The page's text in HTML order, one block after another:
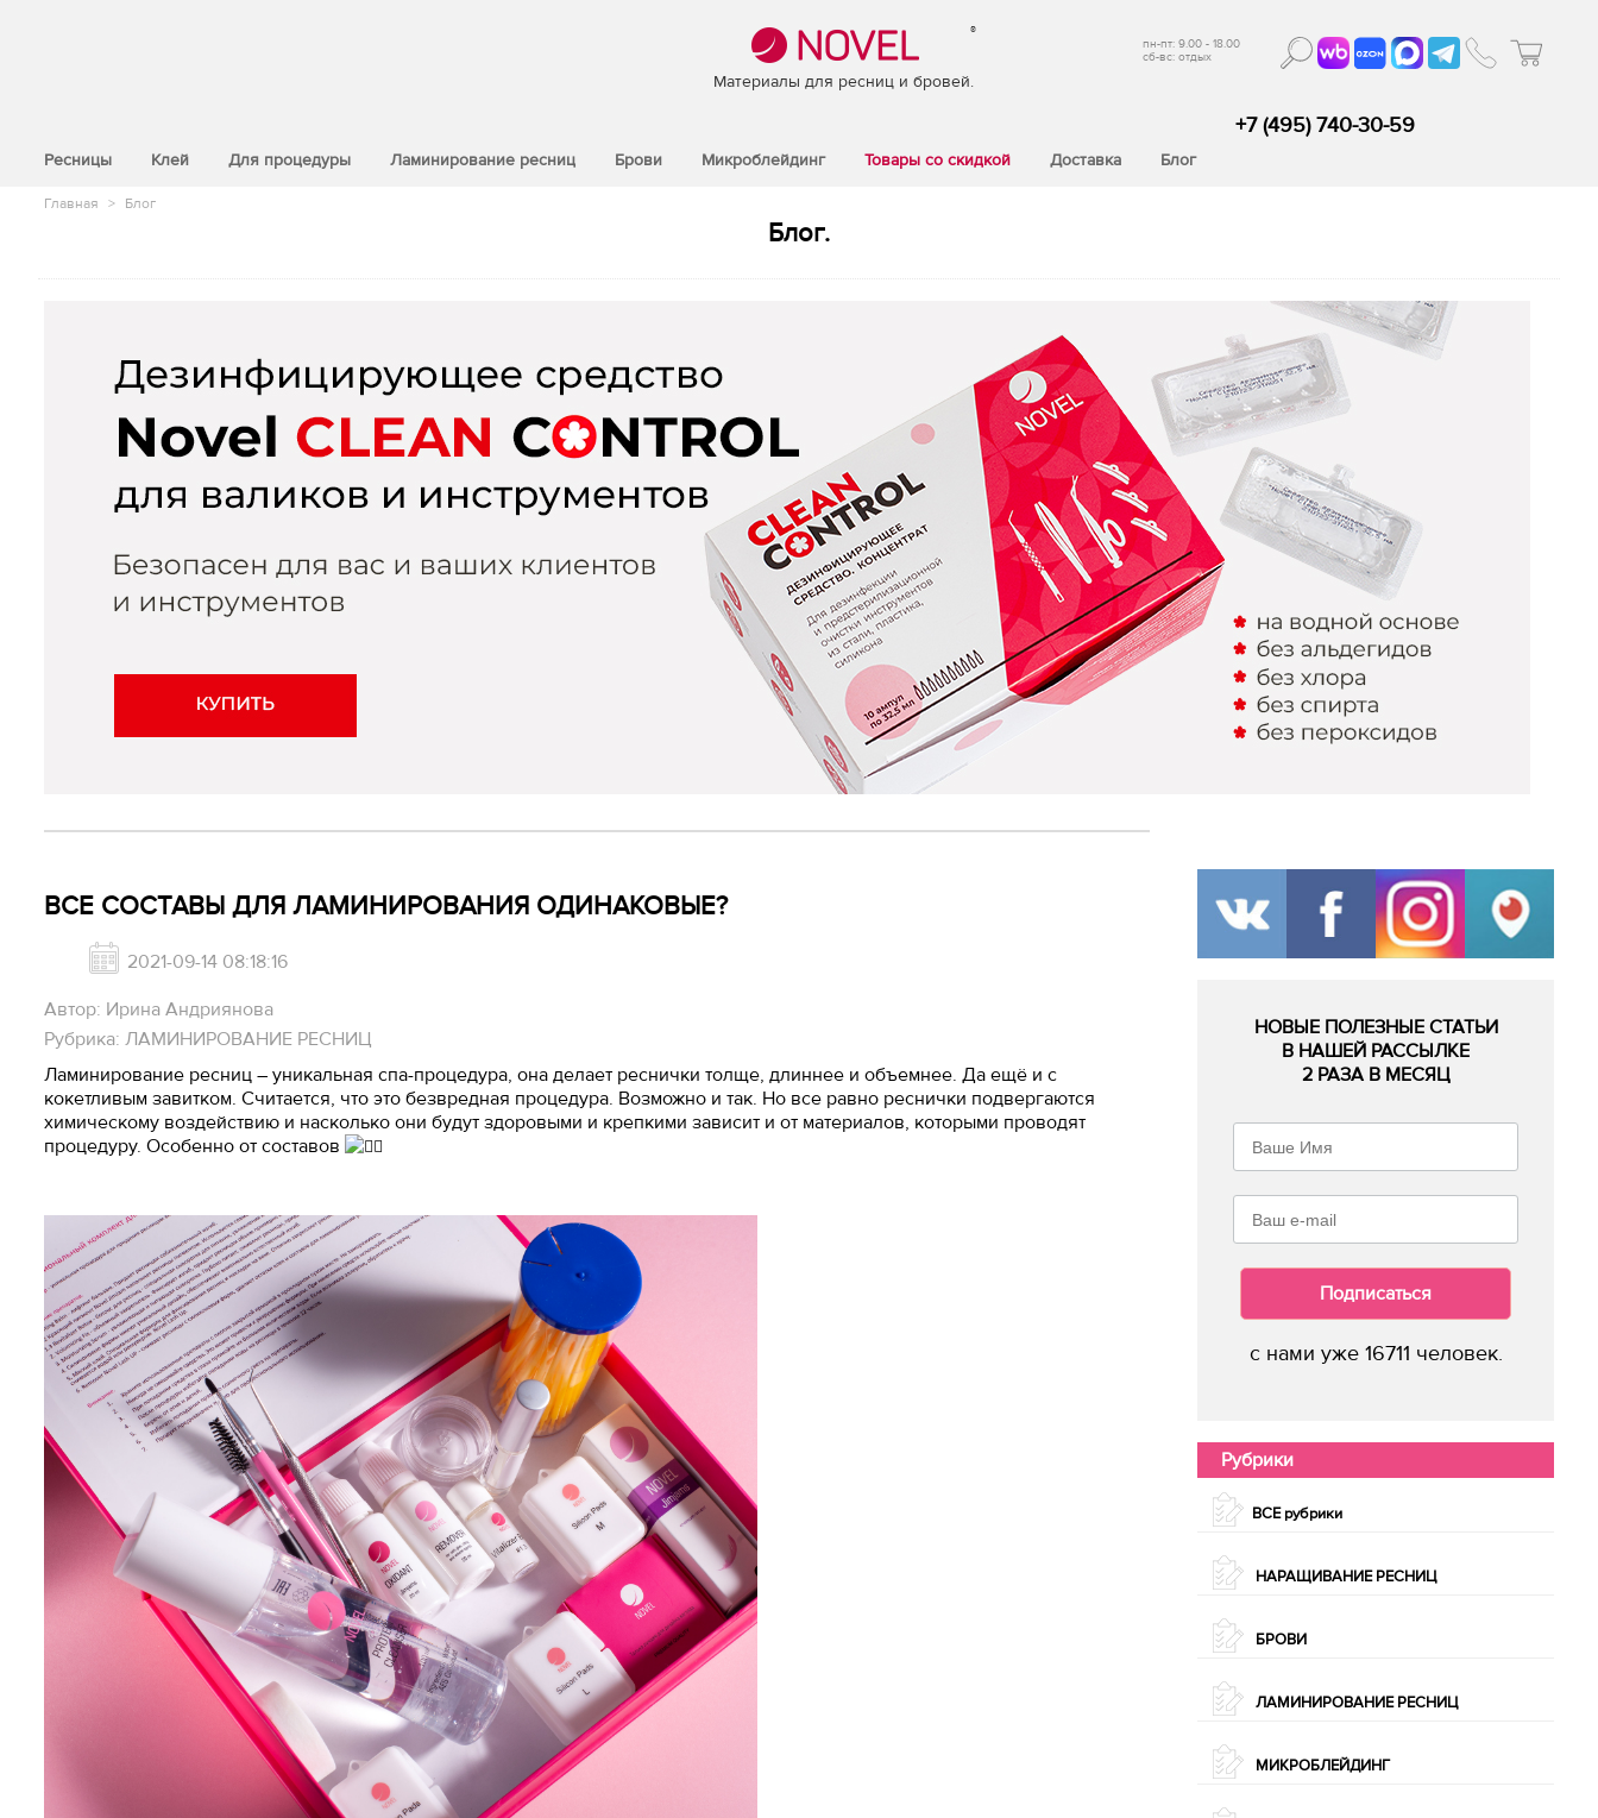
®
Материалы для ресниц и бровей.
пн-пт: 9.00 - 18.00
сб-вс: отдых
Ресницы Клей Для процедуры Ламинирование ресниц Брови Микроблейдинг Товары со скидкой Доставка Блог
+7 (495) 740-30-59
Главная > Блог
Блог.
ВСЕ СОСТАВЫ ДЛЯ ЛАМИНИРОВАНИЯ ОДИНАКОВЫЕ?
2021-09-14 08:18:16
Автор: Ирина Андриянова
Рубрика: ЛАМИНИРОВАНИЕ РЕСНИЦ
Ламинирование ресниц – уникальная спа-процедура, она делает реснички толще, длиннее и объемнее. Да ещё и с
кокетливым завитком. Считается, что это безвредная процедура. Возможно и так. Но все равно реснички подвергаются
химическому воздействию и насколько они будут здоровыми и крепкими зависит и от материалов, которыми проводят
процедуру. Особенно от составов
НОВЫЕ ПОЛЕЗНЫЕ СТАТЬИ
В НАШЕЙ РАССЫЛКЕ
2 РАЗА В МЕСЯЦ
Подписаться
с нами уже 16711 человек.
Рубрики
ВСЕ рубрики
НАРАЩИВАНИЕ РЕСНИЦ
БРОВИ
ЛАМИНИРОВАНИЕ РЕСНИЦ
МИКРОБЛЕЙДИНГ